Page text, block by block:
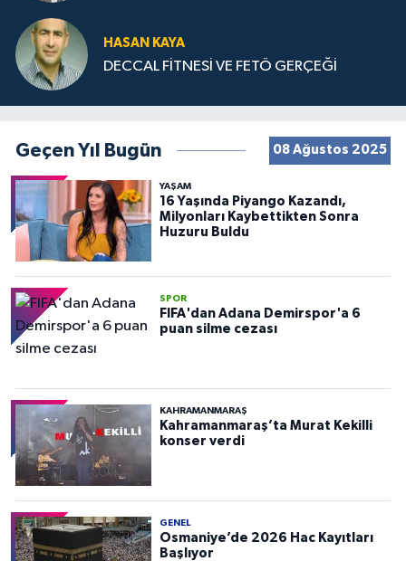
HASAN KAYA
DECCAL FİTNESİ VE FETÖ GERÇEĞİ
Geçen Yıl Bugün 08 Ağustos 2025
YAŞAM
16 Yaşında Piyango Kazandı,
Milyonları Kaybettikten Sonra
Huzuru Buldu
SPOR
FIFA'dan Adana Demirspor'a 6
puan silme cezası
KAHRAMANMARAŞ
Kahramanmaraş’ta Murat Kekilli
konser verdi
GENEL
Osmaniye’de 2026 Hac Kayıtları
Başlıyor